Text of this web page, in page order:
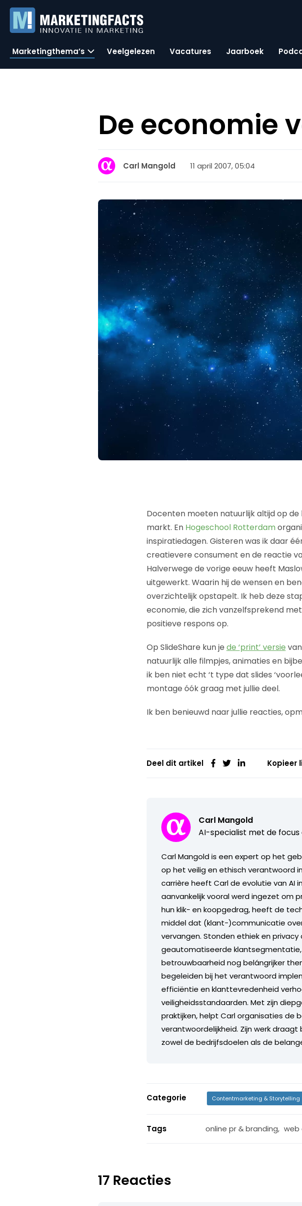
Marketingthema’s Veelgelezen Vacatures Jaarboek
De economie
Carl Mangold 11 april 2007, 05:04
Docenten moeten natuurlijk altijd op de
markt. En Hogeschool Rotterdam
inspiratiedagen. Gisteren was ik daar
creatievere consument en de reactie
Halverwege de vorige eeuw heeft
uitgewerkt. Waarin hij de wensen en
overzichtelijk opstapelt. Ik heb deze
economie, die zich vanzelfsprekend
positieve respons op.
Op SlideShare kun je de ‘print’ versie
natuurlijk alle filmpjes, animaties en
ik ben niet echt ‘t type dat slides
montage óók graag met jullie deel.
Ik ben benieuwd naar jullie reacties,
Deel dit artikel Kopieer
Carl Mangold
AI-specialist met de focus
Carl Mangold is een expert op het
op het veilig en ethisch verantwoord
carrière heeft Carl de evolutie van AI
aanvankelijk vooral werd ingezet om
hun klik- en koopgedrag, heeft de
middel dat (klant-)communicatie
vervangen. Stonden ethiek en
geautomatiseerde
betrouwbaarheid nog belángrijker
begeleiden bij het verantwoord
efficiëntie en klanttevredenheid
veiligheidsstandaarden. Met zijn
praktijken, helpt Carl organisaties de
verantwoordelijkheid. Zijn werk
zowel de bedrijfsdoelen als de
Categorie Contentmarketing & Storytelling
Tags online pr & branding, web
17 Reacties